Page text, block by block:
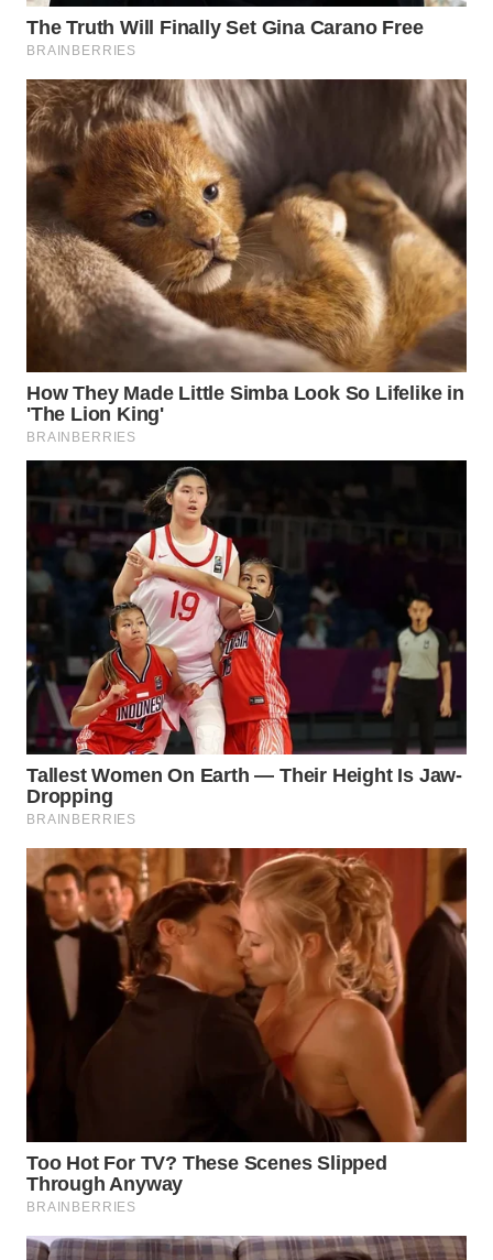
Wahana
Media
Group
WAHANA
NEWS
WAHANA
TANI
WAHANA
ADVOKAT
INFRASTRUKTUR
WAHANA
KONSUMEN
WAHANA
LISTRIK
WAHANA
TRAVEL
WAHANA
TV
WAHANANEWS
ID
CO ID
WAHANANEWS
NET
WAHANA
SPORT
WAHANA
SELEB
WAHANA